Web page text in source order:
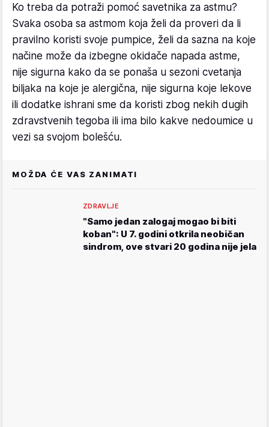
Ko treba da potraži pomoć savetnika za astmu?
Svaka osoba sa astmom koja želi da proveri da li
pravilno koristi svoje pumpice, želi da sazna na koje
načine može da izbegne okidače napada astme,
nije sigurna kako da se ponaša u sezoni cvetanja
biljaka na koje je alergična, nije sigurna koje lekove
ili dodatke ishrani sme da koristi zbog nekih dugih
zdravstvenih tegoba ili ima bilo kakve nedoumice u
vezi sa svojom bolešću.
MOŽDA ĆE VAS ZANIMATI
ZDRAVLJE
"Samo jedan zalogaj mogao bi biti
koban": U 7. godini otkrila neobičan
sindrom, ove stvari 20 godina nije jela